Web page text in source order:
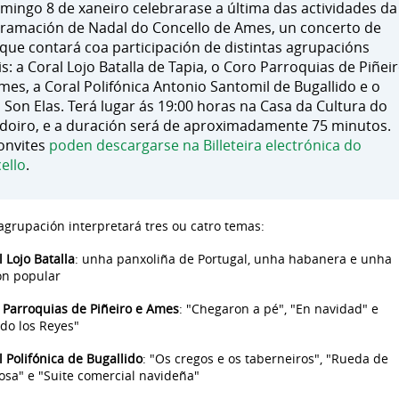
8 de xaneiro celebrarase a última das actividades da
de Nadal do Concello de Ames, un concerto de
contará coa participación de distintas agrupacións
a Coral Lojo Batalla de Tapia, o Coro Parroquias de
a Coral Polifónica Antonio Santomil de Bugallido e o
Elas. Terá lugar ás 19:00 horas na Casa da Cultura do
e a duración será de aproximadamente 75 minutos.
poden descargarse na Billeteira electrónica do
.
interpretará tres ou catro temas:
Lojo Batalla: unha panxoliña de Portugal, unha habanera e unha
popular
Parroquias de Piñeiro e Ames: "Chegaron a pé", "En navidad" e
los Reyes"
Polifónica de Bugallido: "Os cregos e os taberneiros", "Rueda de
e "Suite comercial navideña"